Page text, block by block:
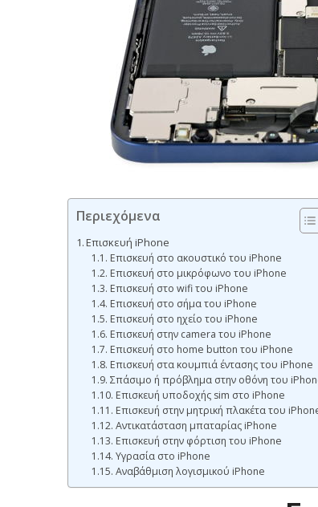
Περιεχόμενα
Επισκευή iPhone
Επισκευή στο ακουστικό του iPhone
Επισκευή στο μικρόφωνο του iPhone
Επισκευή στο wifi του iPhone
Επισκευή στο σήμα του iPhone
Επισκευή στο ηχείο του iPhone
Επισκευή στην camera του iPhone
Επισκευή στο home button του iPhone
Επισκευή στα κουμπιά έντασης του iPhone
Σπάσιμο ή πρόβλημα στην οθόνη του
Επισκευή υποδοχής sim στο iPhone
Επισκευή στην μητρική πλακέτα του
Αντικατάσταση μπαταρίας iPhone
Επισκευή στην φόρτιση του iPhone
Υγρασία στο iPhone
Αναβάθμιση λογισμικού iPhone